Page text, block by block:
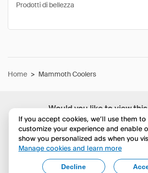
Would you like to view
in English?
No, continua a esplorare
Yes, change to English
Prodotti di bellezza
Home > Mammoth Coolers
If you accept cookies, we’ll use them
customize your experience and enable
show you personalized ads when you
Manage cookies and learn more
Decline